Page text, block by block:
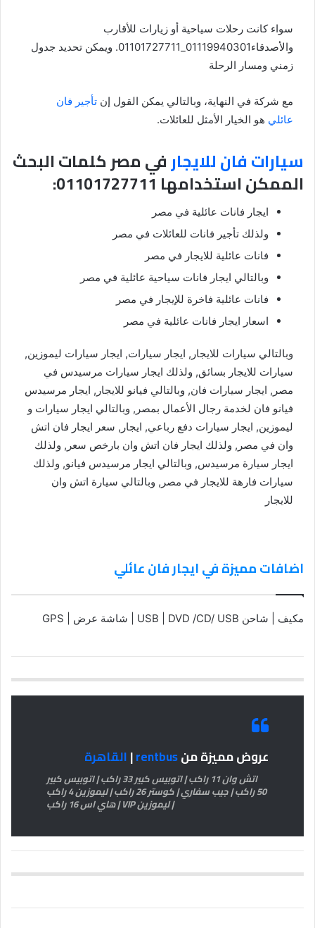
سواء كانت رحلات سياحية أو زيارات للأقارب
والأصدقاء01119940301_01101727711. ويمكن تحديد جدول
زمني ومسار الرحلة
مع شركة في النهاية، وبالتالي يمكن القول إن تأجير فان
عائلي هو الخيار الأمثل للعائلات.
سيارات فان للايجار في مصر كلمات البحث
الممكن استخدامها 01101727711:
ايجار فانات عائلية في مصر
ولذلك تأجير فانات للعائلات في مصر
فانات عائلية للايجار في مصر
وبالتالي ايجار فانات سياحية عائلية في مصر
فانات عائلية فاخرة للإيجار في مصر
اسعار ايجار فانات عائلية في مصر
وبالتالي سيارات للايجار, ايجار سيارات, ايجار سيارات ليموزين,
سيارات للايجار بسائق, ولذلك ايجار سيارات مرسيدس في
مصر, ايجار سيارات فان, وبالتالي فيانو للايجار, ايجار مرسيدس
فيانو فان لخدمة رجال الأعمال بمصر, وبالتالي ايجار سيارات و
ليموزين, ايجار سيارات دفع رباعي, ايجار, سعر ايجار فان اتش
وان في مصر, ولذلك ايجار فان اتش وان بارخص سعر, ولذلك
ايجار سيارة مرسيدس, وبالتالي ايجار مرسيدس فيانو, ولذلك
سيارات فارهة للايجار في مصر, وبالتالي سيارة اتش وان
للايجار
اضافات مميزة في ايجار فان عائلي
مكيف | شاحن USB | DVD /CD/ USB | شاشة عرض | GPS
عروض مميزة منrentbus
|القاهرة
اتش وان 11 راكب | اتوبيس كبير 33 راكب | اتوبيس كبير
50 راكب | جيب سفاري | كوستر 26 راكب | ليموزين 4 راكب
| ليموزين VIP | هاي اس 16 راكب